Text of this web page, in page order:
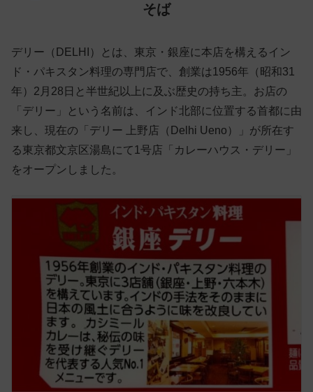
そば
デリー（DELHI）とは、東京・銀座に本店を構えるイン
ド・パキスタン料理の専門店で、創業は1956年（昭和31
年）2月28日と半世紀以上に及ぶ歴史の持ち主。お店の
「デリー」という名前は、インド北部に位置する首都に由
来し、現在の「デリー 上野店（Delhi Ueno）」が所在す
る東京都文京区湯島にて1号店「カレーハウス・デリー」
をオープンしました。